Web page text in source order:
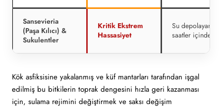
Sansevieria
(Paşa Kılıcı) &
Sukulentler
Kritik Ekstrem
Hassasiyet
Su depolayan
saatler içinde
Kök asfiksisine yakalanmış ve küf mantarları tarafından işgal
edilmiş bu bitkilerin toprak dengesini hızla geri kazanması
için, sulama rejimini değiştirmek ve saksı değişim